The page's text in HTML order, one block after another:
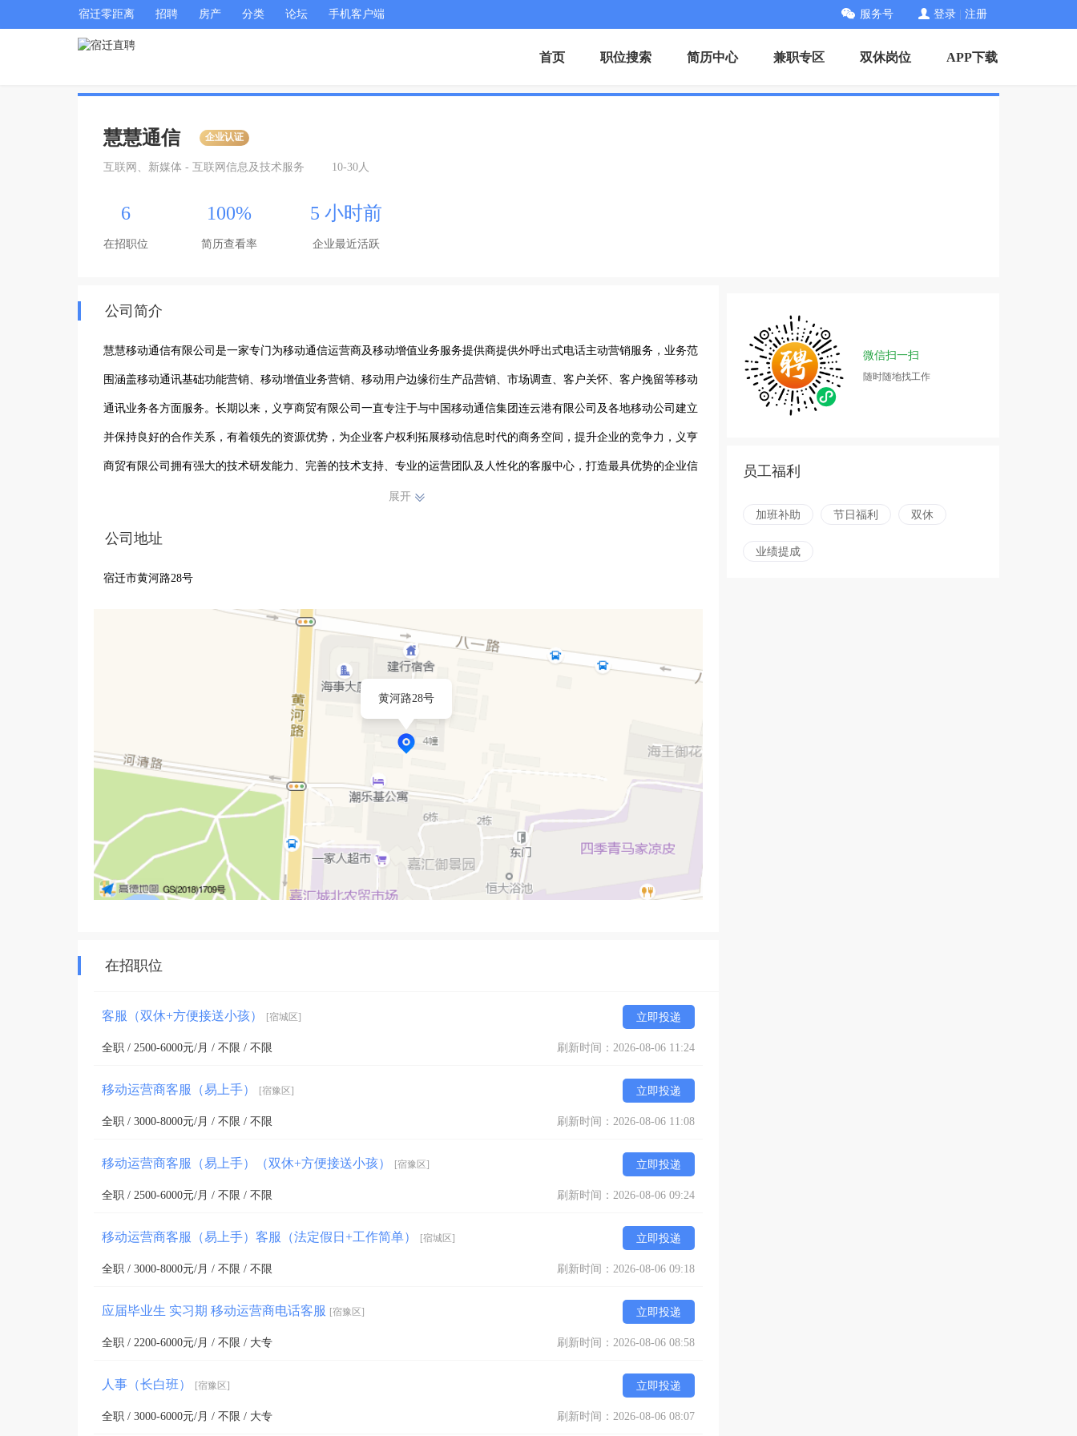
宿迁零距离 招聘 房产 分类 论坛 手机客户端 服务号 登录 注册
首页 职位搜索 简历中心 兼职专区 双休岗位 APP下载
慧慧通信 企业认证
互联网、新媒体 - 互联网信息及技术服务 10-30人
6
在招职位
100%
简历查看率
5 小时前
企业最近活跃
公司简介
慧慧移动通信有限公司是一家专门为移动通信运营商及移动增值业务服务提供商提供外呼出式电话主动营销服务，业务范
围涵盖移动通讯基础功能营销、移动增值业务营销、移动用户边缘衍生产品营销、市场调查、客户关怀、客户挽留等移动
通讯业务各方面服务。长期以来，义亨商贸有限公司一直专注于与中国移动通信集团连云港有限公司及各地移动公司建立
并保持良好的合作关系，有着领先的资源优势，为企业客户权利拓展移动信息时代的商务空间，提升企业的竞争力，义亨
商贸有限公司拥有强大的技术研发能力、完善的技术支持、专业的运营团队及人性化的客服中心，打造最具优势的企业信
息化应用，在日新月异的4G时代，义亨商贸有限公司的目标就是持续为各喊个客户提供通讯一体化解决方案，为客户提供
展开
公司地址
宿迁市黄河路28号
黄河路28号
在招职位
客服（双休+方便接送小孩） [宿城区] 立即投递
全职 / 2500-6000元/月 / 不限 / 不限 刷新时间：2026-08-06 11:24
移动运营商客服（易上手） [宿豫区] 立即投递
全职 / 3000-8000元/月 / 不限 / 不限 刷新时间：2026-08-06 11:08
移动运营商客服（易上手）（双休+方便接送小孩） [宿豫区] 立即投递
全职 / 2500-6000元/月 / 不限 / 不限 刷新时间：2026-08-06 09:24
移动运营商客服（易上手）客服（法定假日+工作简单） [宿城区] 立即投递
全职 / 3000-8000元/月 / 不限 / 不限 刷新时间：2026-08-06 09:18
应届毕业生 实习期 移动运营商电话客服 [宿豫区] 立即投递
全职 / 2200-6000元/月 / 不限 / 大专 刷新时间：2026-08-06 08:58
人事（长白班） [宿豫区] 立即投递
全职 / 3000-6000元/月 / 不限 / 大专 刷新时间：2026-08-06 08:07
微信扫一扫
随时随地找工作
员工福利
加班补助 节日福利 双休
业绩提成